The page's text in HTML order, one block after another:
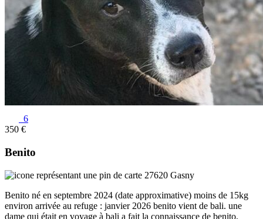
6
350 €
Benito
27620 Gasny
Benito né en septembre 2024 (date approximative) moins de 15kg
environ arrivée au refuge : janvier 2026 benito vient de bali. une
dame qui était en voyage à bali a fait la connaissance de benito,